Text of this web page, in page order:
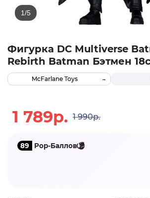
Фигурка DC Multiverse
Rebirth Batman Бэтмен
McFarlane Toys
1 789р. 1 990р.
89 Pop-Баллов